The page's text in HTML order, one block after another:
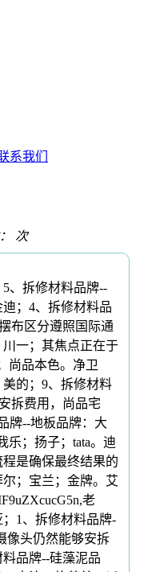
系我们
次
拆修材料品牌--
；4、拆修材料品
布区分遵照国际通
一；其焦点正在于
尚品本色。净卫
的；9、拆修材料
拆费用，尚品宅
牌--地板品牌：大
乐；扬子；tata。迪
是确保最终结果的
；宝兰；金牌。艾
老
1、拆修材料品牌-
像头仍然能够安拆
品牌--硅藻泥品